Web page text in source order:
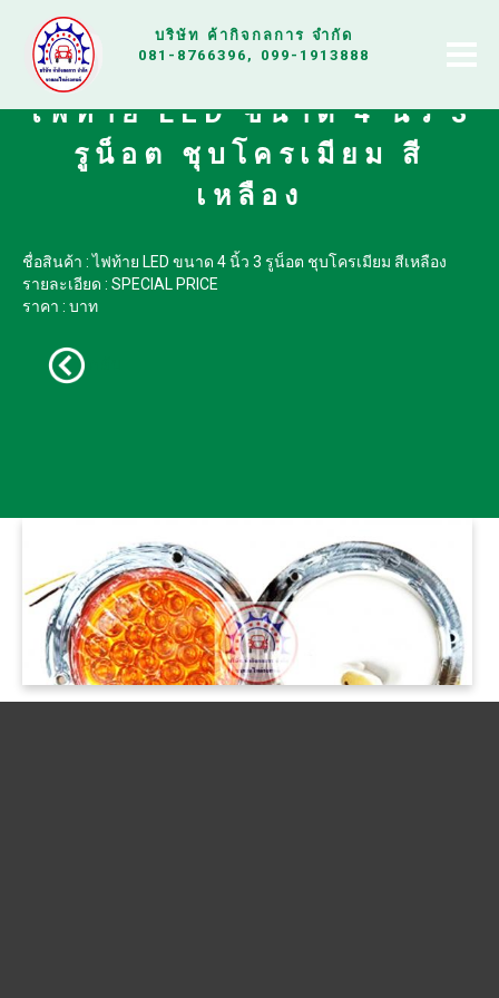
บริษัท ค้ากิจกลการ จำกัด
081-8766396, 099-1913888
ไฟท้าย LED ขนาด 4 นิ้ว 3
รูน็อต ชุบโครเมียม สี
เหลือง
ชื่อสินค้า : ไฟท้าย LED ขนาด 4 นิ้ว 3 รูน็อต ชุบโครเมียม สีเหลือง
รายละเอียด : SPECIAL PRICE
ราคา : บาท